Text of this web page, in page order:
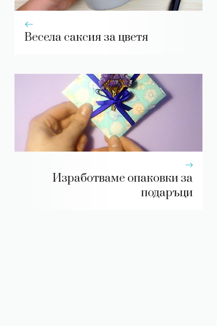
Весела саксия за цветя
Изработваме опаковки за
подаръци